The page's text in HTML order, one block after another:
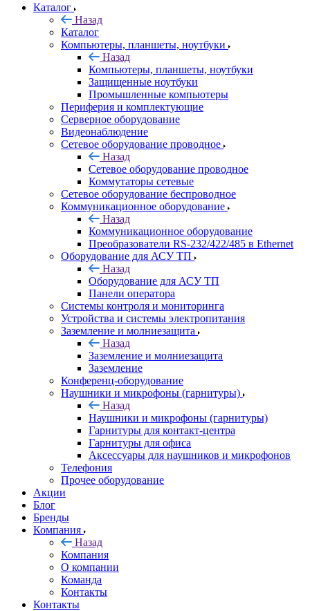
Каталог
Назад
Каталог
Компьютеры, планшеты, ноутбуки
Назад
Компьютеры, планшеты, ноутбуки
Защищенные ноутбуки
Промышленные компьютеры
Периферия и комплектующие
Серверное оборудование
Видеонаблюдение
Сетевое оборудование проводное
Назад
Сетевое оборудование проводное
Коммутаторы сетевые
Сетевое оборудование беспроводное
Коммуникационное оборудование
Назад
Коммуникационное оборудование
Преобразователи RS-232/422/485 в Ethernet
Оборудование для АСУ ТП
Назад
Оборудование для АСУ ТП
Панели оператора
Системы контроля и мониторинга
Устройства и системы электропитания
Заземление и молниезащита
Назад
Заземление и молниезащита
Заземление
Конференц-оборудование
Наушники и микрофоны (гарнитуры)
Назад
Наушники и микрофоны (гарнитуры)
Гарнитуры для контакт-центра
Гарнитуры для офиса
Аксессуары для наушников и микрофонов
Телефония
Прочее оборудование
Акции
Блог
Бренды
Компания
Назад
Компания
О компании
Команда
Контакты
Контакты